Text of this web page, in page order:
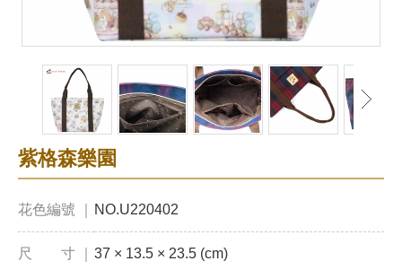
紫格森樂園
花色編號 ｜ NO.U220402
尺 寸 ｜ 37 × 13.5 × 23.5 (cm)